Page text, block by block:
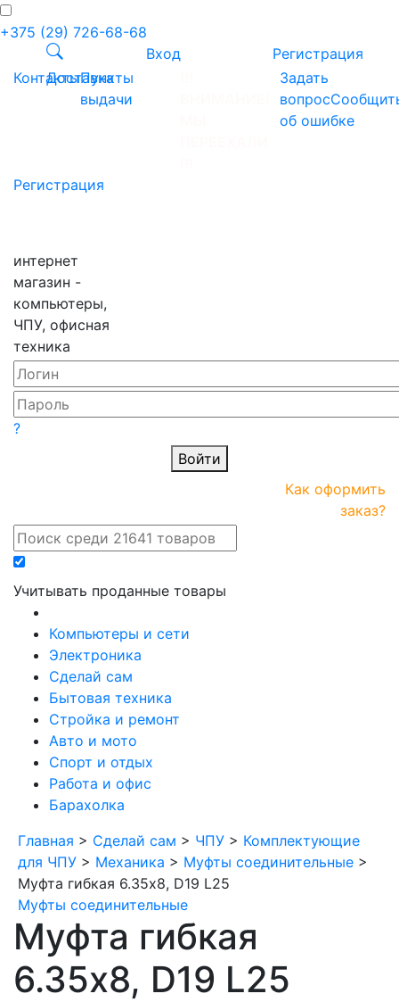
+375 (29) 726-68-68
Вход
Регистрация
КонтактыДоставка
Пункты
выдачи
Задать
вопрос
об ошибке
Регистрация
интернет
магазин -
компьютеры,
ЧПУ, офисная
техника
Как оформить
заказ?
Учитывать проданные товары
?
Войти
Компьютеры и сети
Электроника
Сделай сам
Бытовая техника
Стройка и ремонт
Авто и мото
Спорт и отдых
Работа и офис
Барахолка
Главная > Сделай сам > ЧПУ > Комплектующие
для ЧПУ > Механика > Муфты соединительные >
Муфта гибкая 6.35x8, D19 L25
Муфты соединительные
Муфта гибкая
6.35x8, D19 L25